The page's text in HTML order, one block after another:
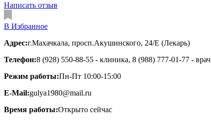
Написать отзыв
В Избранное
Адрес:г.Махачкала, просп.Акушинского, 24/Е (Лекарь)
Телефон:8 (928) 550-88-55 - клиника, 8 (988) 777-01-77 - врач
Режим работы:Пн-Пт 10:00-15:00
E-Mail:gulya1980@mail.ru
Время работы:Открыто сейчас